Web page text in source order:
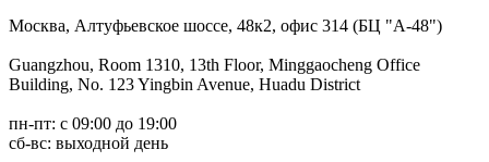
Москва, Алтуфьевское шоссе, 48к2, офис 314 (БЦ "А-48")
Guangzhou, Room 1310, 13th Floor, Minggaocheng Office
Building, No. 123 Yingbin Avenue, Huadu District
пн-пт: с 09:00 до 19:00
сб-вс: выходной день